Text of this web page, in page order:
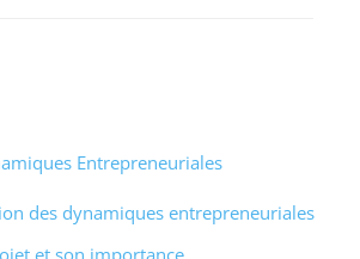
Entrepreneuriales
des dynamiques entrepreneuriales
et son importance